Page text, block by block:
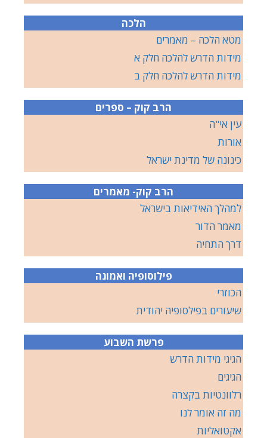
הלכה
מטא הלכה – מאמרים
מידות הדרש להלכה חלק א
מידות הדרש להלכה חלק ב
הרב קוק – ספרים
עין אי"ה
אורות
כינונה של מדינת ישראל
הרב קוק- מאמרים
למהלך האידיאות בישראל
מאמר הדור
דרך התחיה
פילוסופיה ואמונה
הכוזרי
שיעורים בפילסופיה יהודית
פרשת השבוע
הגיגי מידות הדרש
הגיגים
רלוונטיות בקצרה
מה זה אומר לנו
אקטואליות